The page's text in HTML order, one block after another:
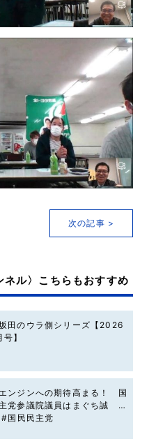
次の記事 >
ネル〉こちらもおすすめ
田のウラ側シリーズ【2026
】
ンジンへの期待高まる！ 国
党参議院議員はまぐち誠 #
民民主党